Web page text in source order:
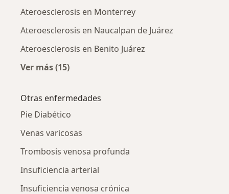
Ateroesclerosis en Monterrey
Ateroesclerosis en Naucalpan de Juárez
Ateroesclerosis en Benito Juárez
Ver más (15)
Otras enfermedades
Pie Diabético
Venas varicosas
Trombosis venosa profunda
Insuficiencia arterial
Insuficiencia venosa crónica